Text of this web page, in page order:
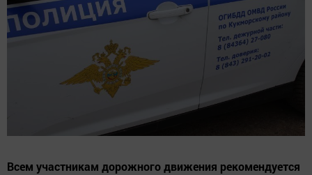
Всем участникам дорожного движения рекомендуется